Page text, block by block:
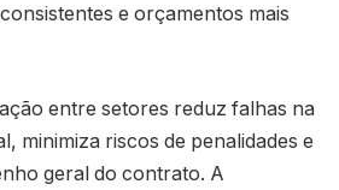
e orçamentos mais
entre setores reduz falhas na
minimiza riscos de penalidades e
geral do contrato. A